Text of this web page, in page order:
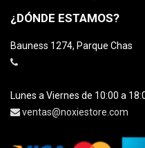
¿DÓNDE ESTAMOS?
Bauness 1274, Parque Chas
Lunes a Viernes de 10:00 a
ventas@noxiestore.com